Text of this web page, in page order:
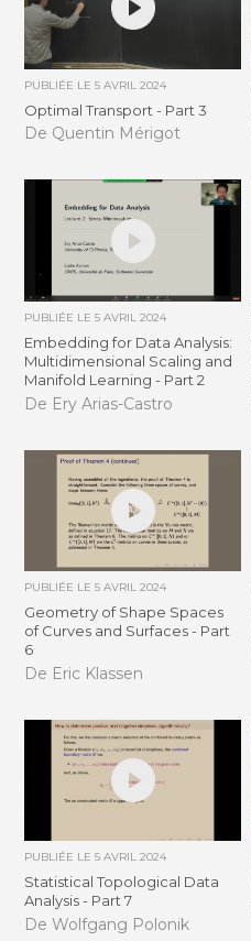
PUBLIÉE LE5 AVRIL 2024
Optimal Transport - Part 3
De Quentin Mérigot
PUBLIÉE LE5 AVRIL 2024
Embedding for Data Analysis:
Multidimensional Scaling and
Manifold Learning - Part 2
De Ery Arias-Castro
PUBLIÉE LE5 AVRIL 2024
Geometry of Shape Spaces
of Curves and Surfaces - Part
6
De Eric Klassen
PUBLIÉE LE5 AVRIL 2024
Statistical Topological Data
Analysis - Part 7
De Wolfgang Polonik